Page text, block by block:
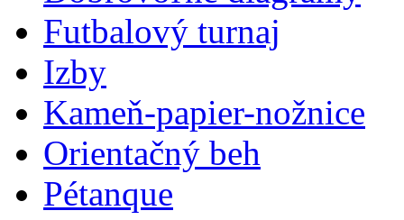
Futbalový turnaj
Izby
Kameň-papier-nožnice
Orientačný beh
Pétanque